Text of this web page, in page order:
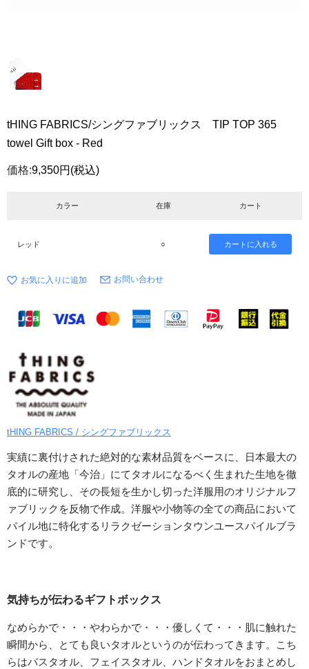
tHING FABRICS/シングファブリックス TIP TOP 365
towel Gift box - Red
価格:9,350円 (税込)
カラー 在庫 カート
レッド ○
お問い合わせ
tHING FABRICS / シングファブリックス
実績に裏付けされた絶対的な素材品質をベースに、日本最大の
タオルの産地「今治」にてタオルになるべく生まれた生地を徹
底的に研究し、その長短を生かし切った洋服用のオリジナルフ
ァブリックを反物で作成。洋服や小物等の全ての商品において
パイル地に特化するリラクゼーションタウンユースパイルブラ
ンドです。
気持ちが伝わるギフトボックス
なめらかで・・・やわらかで・・・優しくて・・・肌に触れた
瞬間から、とても良いタオルというのが伝わってきます。こち
らはバスタオル、フェイスタオル、ハンドタオルをおまとめし